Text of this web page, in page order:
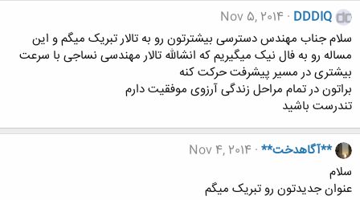
DDDIQ
Nov 5, 2014
سلام جناب مهندس دسترسی بیشترتون رو به تالار تبریک میگم و این
مساله رو به فال نیک میگیریم که انشالله تالار مهندسی نساجی با سرعت
بیشتری در مسیر پیشرفت حرکت کنه
براتون در تمام مراحل زندگی آرزوی موفقیت دارم
تندرست باشید
**آگاهدخت** Nov 4, 2014
سلام
عنوان جدیدتون رو تبریک میگم